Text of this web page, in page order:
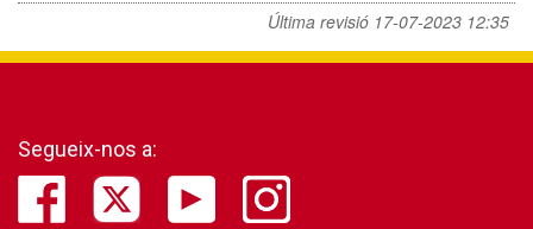
Última revisió 17-07-2023 12:35
Segueix-nos a: